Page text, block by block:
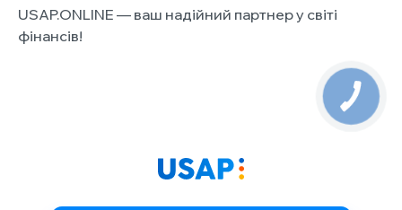
USAP.ONLINE — ваш надійний партнер у світі
фінансів!